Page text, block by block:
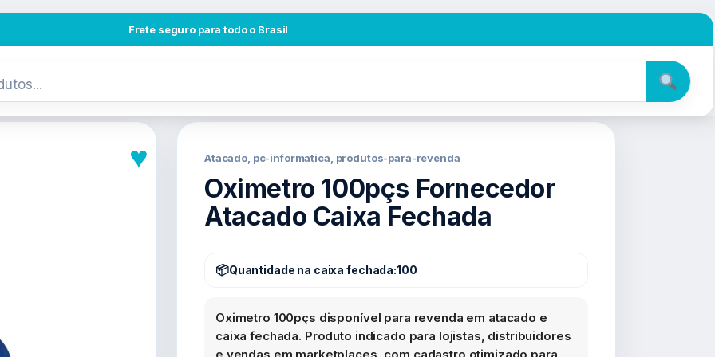
Frete seguro para todo o Brasil
♥ Atacado, pc-informatica, produtos-para-revenda
Oximetro 100pçs Fornecedor
Atacado Caixa Fechada
Quantidade na caixa fechada:100
Oximetro 100pçs disponível para revenda em atacado e
caixa fechada. Produto indicado para lojistas, distribuidores